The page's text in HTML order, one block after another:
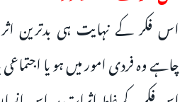
اس فکر کے نہایت ہی بدترین
چاہے وہ فردی امور میں ہو یا اجتماعی